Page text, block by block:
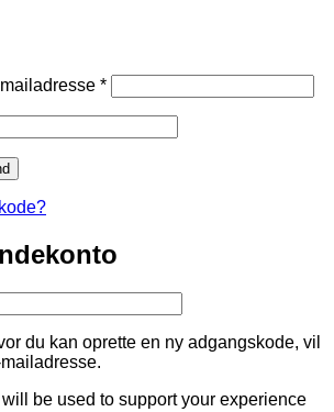
*Påkrævet
du kan oprette en ny adgangskode, vil
be used to support your experience